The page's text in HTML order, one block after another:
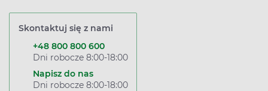
Skontaktuj się z nami
+48 800 800 600
Dni robocze 8:00-18:00
Napisz do nas
Dni robocze 8:00-18:00